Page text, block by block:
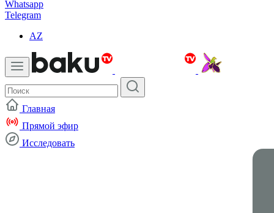
Whatsapp
Telegram
AZ
Главная
Прямой эфир
Исследовать